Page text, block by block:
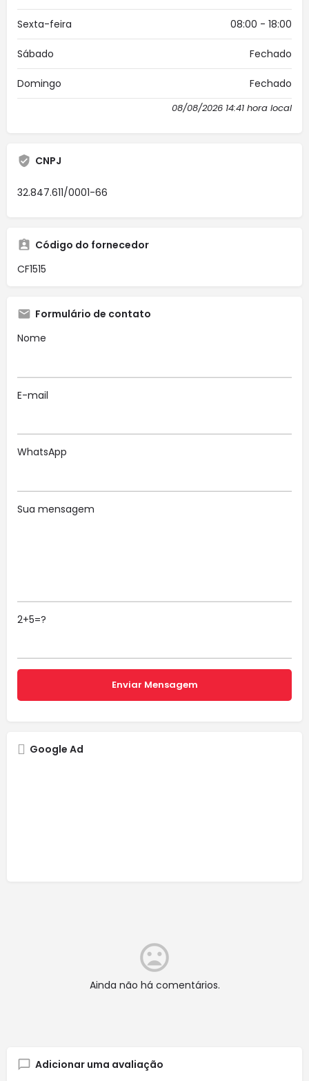
Sexta-feira 08:00 - 18:00
Sábado Fechado
Domingo Fechado
08/08/2026 14:41 hora local
CNPJ
32.847.611/0001-66
Código do fornecedor
CF1515
Formulário de contato
Nome
E-mail
WhatsApp
Sua mensagem
2+5=?
Google Ad
Ainda não há comentários.
Adicionar uma avaliação